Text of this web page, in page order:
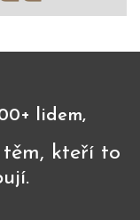
lidem,
kteří to